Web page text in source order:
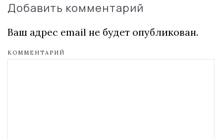
Добавить комментарий
Ваш адрес email не будет опубликован.
КОММЕНТАРИЙ